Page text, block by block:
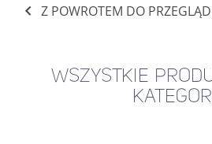
Z POWROTEM DO
WSZYSTKIE